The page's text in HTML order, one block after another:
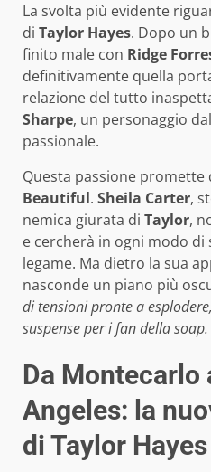
La svolta più evidente
di Taylor Hayes. Dopo un
finito male con Ridge
definitivamente quella
relazione del tutto
Sharpe, un personaggio
passionale.
Questa passione promette
Beautiful. Sheila Carter,
nemica giurata di Taylor,
e cercherà in ogni modo
legame. Ma dietro la sua
nasconde un piano più
di tensioni pronte a
suspense per i fan della soap.
Da Montecarlo
Angeles: la
di Taylor Hayes